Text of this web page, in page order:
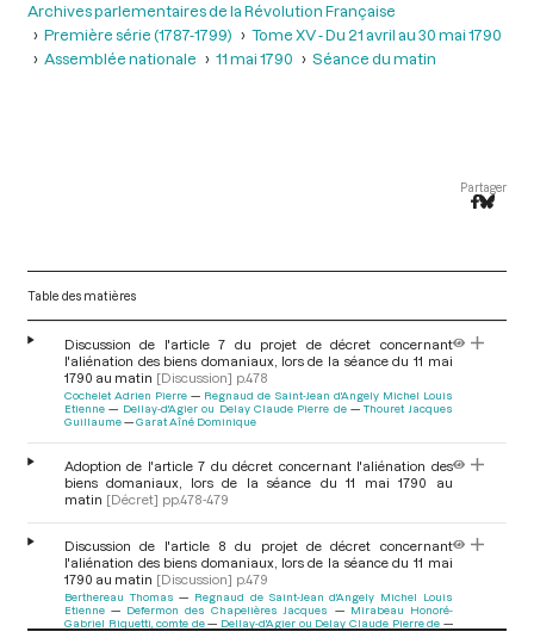
Archives parlementaires de la Révolution Française
Première série (1787-1799)
Tome XV - Du 21 avril au 30 mai 1790
Assemblée nationale
11 mai 1790 Séance du matin
Partager
Table des matières
Discussion de l'article 7 du projet de décret concernant
l'aliénation des biens domaniaux, lors de la séance du 11 mai
1790 au matin [Discussion] p.478
Cochelet Adrien Pierre
Regnaud de Saint-Jean d'Angely Michel Louis
Etienne
Dellay-d'Agier ou Delay Claude Pierre de
Thouret Jacques
Guillaume
Garat Aîné Dominique
Adoption de l'article 7 du décret concernant l'aliénation des
biens domaniaux, lors de la séance du 11 mai 1790 au
matin [Décret] pp.478-479
Discussion de l'article 8 du projet de décret concernant
l'aliénation des biens domaniaux, lors de la séance du 11 mai
1790 au matin [Discussion] p.479
Berthereau Thomas
Regnaud de Saint-Jean d'Angely Michel Louis
Etienne
Defermon des Chapelières Jacques
Mirabeau Honoré-
Gabriel Riquetti, comte de
Dellay-d'Agier ou Delay Claude Pierre de